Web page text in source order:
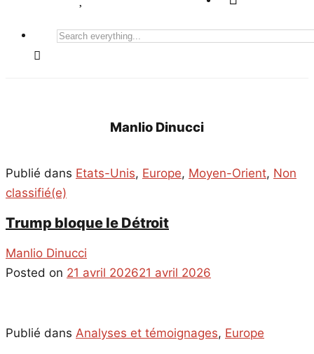
Search
Manlio Dinucci
Publié dans Etats-Unis, Europe, Moyen-Orient, Non
classifié(e)
Trump bloque le Détroit
Manlio Dinucci
Posted on 21 avril 202621 avril 2026
Publié dans Analyses et témoignages, Europe